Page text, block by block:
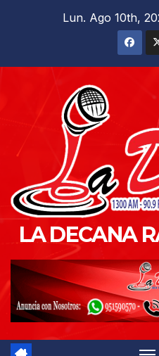
Lun. Ago 10th,
LA DECANA